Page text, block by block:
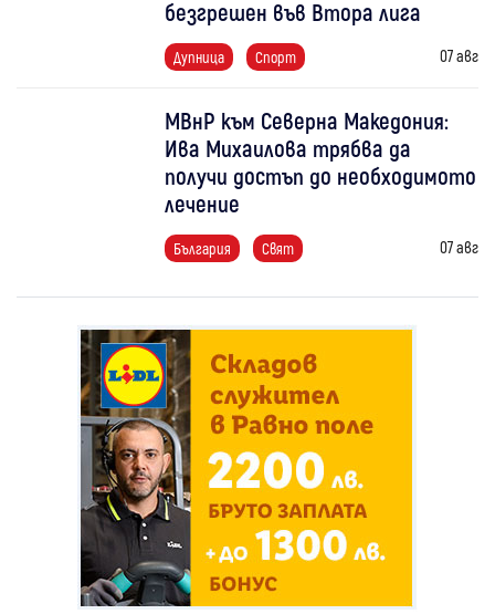
безгрешен във Втора лига
Дупница Спорт 07 авг
МВнР към Северна Македония:
Ива Михаилова трябва да
получи достъп до необходимото
лечение
България Свят 07 авг